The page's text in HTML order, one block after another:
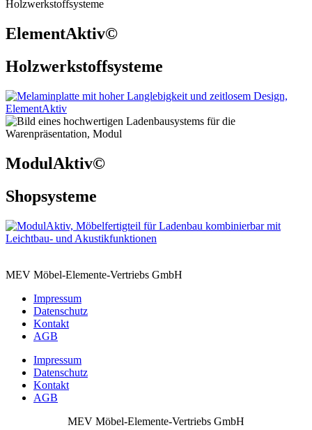
ElementAktiv©
Holzwerkstoffsysteme
ModulAktiv©
Shopsysteme
MEV Möbel-Elemente-Vertriebs GmbH
Impressum
Datenschutz
Kontakt
AGB
Impressum
Datenschutz
Kontakt
AGB
MEV Möbel-Elemente-Vertriebs GmbH